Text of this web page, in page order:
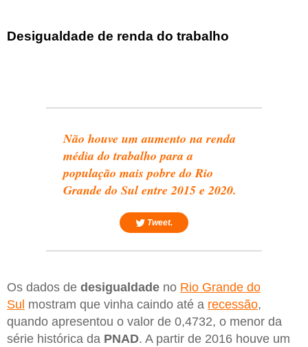
Desigualdade de renda do trabalho
Não houve um aumento na renda
média do trabalho para a
população mais pobre do Rio
Grande do Sul entre 2015 e 2020.
Tweet.
Os dados de desigualdade no Rio Grande do
Sul mostram que vinha caindo até a recessão,
quando apresentou o valor de 0,4732, o menor da
série histórica da PNAD. A partir de 2016 houve um